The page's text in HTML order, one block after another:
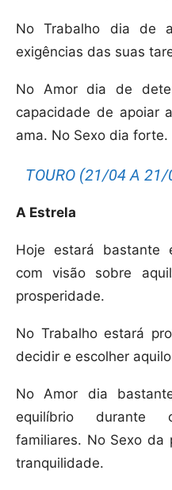
No Trabalho dia de
exigências das suas
No Amor dia de
capacidade de apoiar
ama. No Sexo dia
TOURO (21/04 A 21/
A Estrela
Hoje estará bastante
com visão sobre
prosperidade.
No Trabalho estará
decidir e escolher
No Amor dia
equilíbrio
familiares. No Sexo da
tranquilidade.